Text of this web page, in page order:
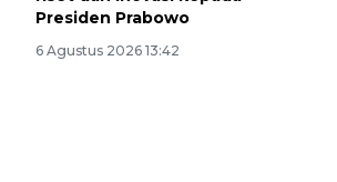
Presiden Prabowo
6 Agustus 2026 13:42